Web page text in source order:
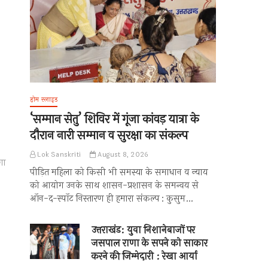
होम स्लाइड
‘सम्मान सेतु’ शिविर में गूंजा कांवड़ यात्रा के
दौरान नारी सम्मान व सुरक्षा का संकल्प
Lok Sanskriti August 8, 2026
पीड़ित महिला को किसी भी समस्या के समाधान व न्याय
को आयोग उनके साथ शासन-प्रशासन के समन्वय से
ऑन-द-स्पॉट निस्तारण ही हमारा संकल्प : कुसुम…
उत्तराखंड: युवा निशानेबाजों पर
जसपाल राणा के सपने को साकार
करने की जिम्मेदारी : रेखा आर्या